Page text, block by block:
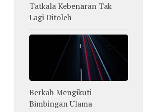
Tatkala Kebenaran Tak
Lagi Ditoleh
Berkah Mengikuti
Bimbingan Ulama